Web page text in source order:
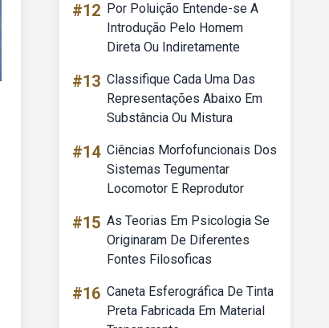
#12 Por Poluição Entende-se A
Introdução Pelo Homem
Direta Ou Indiretamente
#13 Classifique Cada Uma Das
Representações Abaixo Em
Substância Ou Mistura
#14 Ciências Morfofuncionais Dos
Sistemas Tegumentar
Locomotor E Reprodutor
#15 As Teorias Em Psicologia Se
Originaram De Diferentes
Fontes Filosoficas
#16 Caneta Esferográfica De Tinta
Preta Fabricada Em Material